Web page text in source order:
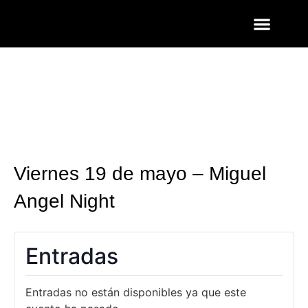
Viernes 19 de mayo – Miguel
Angel Night
Entradas
Entradas no están disponibles ya que este